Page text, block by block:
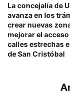
La concejalía de
avanza en los
crear nuevas
mejorar el
calles estrechas
de San Cristóbal